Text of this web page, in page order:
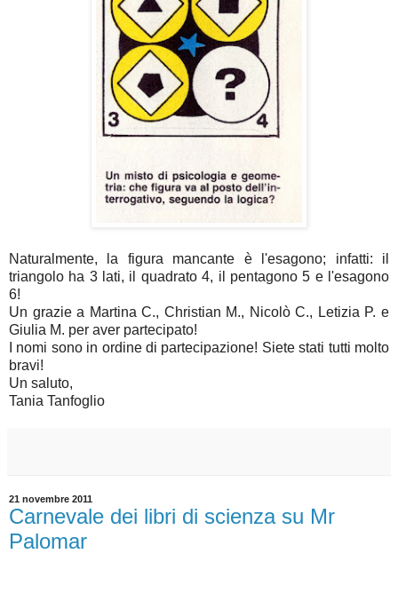
Naturalmente, la figura mancante è l'esagono; infatti: il
triangolo ha 3 lati, il quadrato 4, il pentagono 5 e l'esagono
6!
Un grazie a Martina C., Christian M., Nicolò C., Letizia P. e
Giulia M. per aver partecipato!
I nomi sono in ordine di partecipazione! Siete stati tutti molto
bravi!
Un saluto,
Tania Tanfoglio
21 novembre 2011
Carnevale dei libri di scienza su Mr
Palomar